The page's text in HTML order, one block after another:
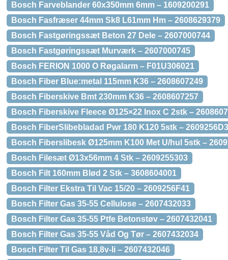
Bosch Farveblander 60x350mm 6mm – 1609200291
Bosch Fasfræser 44mm Sk8 L61mm Hm – 2608629379
Bosch Fastgøringssæt Beton 27 Dele – 2607000744
Bosch Fastgøringssæt Murværk – 2607000745
Bosch FERION 1000 O Røgalarm – F01U306021
Bosch Fiber Blue:metal 115mm K36 – 2608607249
Bosch Fiberskive Bmt 230mm K36 – 2608607257
Bosch Fiberskive Fleece Ø125×22 Inox C 2stk –
Bosch FiberSlibebladad Pwr 180 K120 5stk –
Bosch Fiberslibesk Ø125mm K100 Met U/hul 5stk –
Bosch Filesæt Ø13x56mm 4 Stk – 2609255303
Bosch Filt 160mm Blød 2 Stk – 3608604001
Bosch Filter Ekstra Til Vac 15/20 – 2609256F41
Bosch Filter Gas 35-55 Cellulose – 2607432033
Bosch Filter Gas 35-55 Ptfe Betonstøv – 2607432041
Bosch Filter Gas 35-55 Våd Og Tør – 2607432034
Bosch Filter Til Gas 18,8v-li – 2607432046